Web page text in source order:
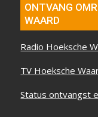
ONTVANG
WAARD
Radio Hoeksche
TV Hoeksche
Status ontvangst